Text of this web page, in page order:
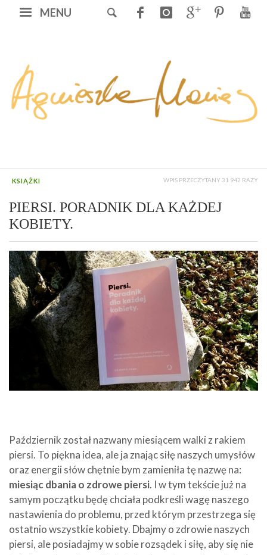
MENU
KSIĄŻKI WPIS PRZECZYTANY 31 942 RAZY
PIERSI. PORADNIK DLA KAŻDEJ
KOBIETY.
Październik został nazwany miesiącem walki z rakiem
piersi. To piękna idea, ale ja znając siłę naszych umysłów
oraz energii słów chętnie bym zamieniła tę nazwę na:
miesiąc dbania o zdrowe piersi. I w tym tekście już na
samym początku będę chciała podkreśli wagę naszego
nastawienia do problemu, przed którym przestrzega się
ostatnio wszystkie kobiety. Dbajmy o zdrowie naszych
piersi, ale posiadajmy w sobie rozsądek i siłę, aby się nie